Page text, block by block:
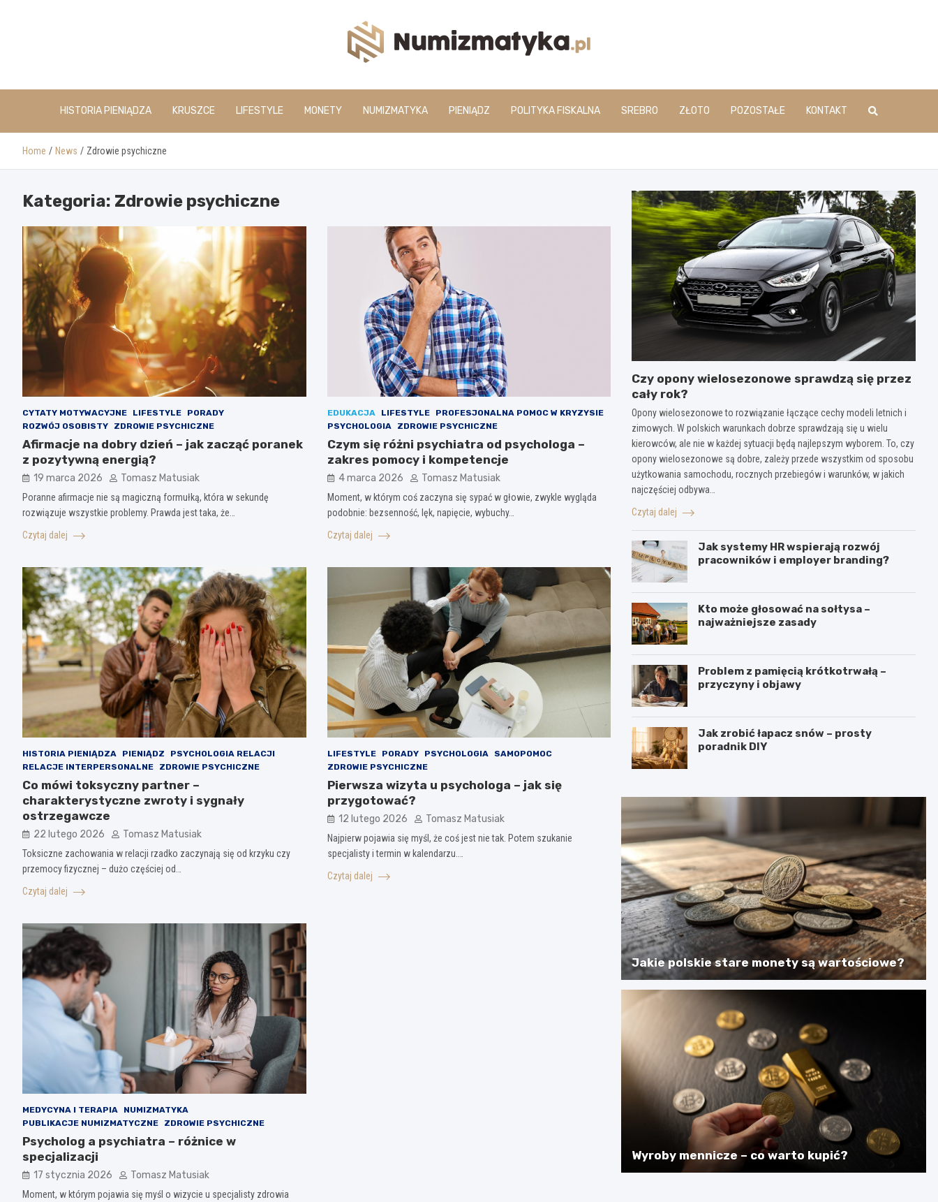
www.numizmatyka.pl
HISTORIA PIENIĄDZA KRUSZCE LIFESTYLE MONETY NUMIZMATYKA PIENIĄDZ POLITYKA FISKALNA SREBRO ZŁOTO POZOSTAŁE KONTAKT
Home News Zdrowie psychiczne
Kategoria: Zdrowie psychiczne
CYTATY MOTYWACYJNE LIFESTYLE
PORADY
ROZWÓJ OSOBISTY
ZDROWIE PSYCHICZNE
Afirmacje na dobry dzień – jak zacząć poranek
z pozytywną energią?
19 marca 2026 Tomasz Matusiak
Poranne afirmacje nie są magiczną formułką, która w sekundę
rozwiązuje wszystkie problemy. Prawda jest taka, że…
Czytaj dalej
EDUKACJA LIFESTYLE
PROFESJONALNA POMOC W KRYZYSIE
PSYCHOLOGIA
ZDROWIE PSYCHICZNE
Czym się różni psychiatra od psychologa –
zakres pomocy i kompetencje
4 marca 2026 Tomasz Matusiak
Moment, w którym coś zaczyna się sypać w głowie, zwykle wygląda
podobnie: bezsenność, lęk, napięcie, wybuchy…
Czytaj dalej
HISTORIA PIENIĄDZA PIENIĄDZ
PSYCHOLOGIA RELACJI
RELACJE INTERPERSONALNE
ZDROWIE PSYCHICZNE
Co mówi toksyczny partner –
charakterystyczne zwroty i sygnały
ostrzegawcze
22 lutego 2026 Tomasz Matusiak
Toksiczne zachowania w relacji rzadko zaczynają się od krzyku czy
przemocy fizycznej – dużo częściej od…
Czytaj dalej
LIFESTYLE PORADY PSYCHOLOGIA
SAMOPOMOC
ZDROWIE PSYCHICZNE
Pierwsza wizyta u psychologa – jak się
przygotować?
12 lutego 2026 Tomasz Matusiak
Najpierw pojawia się myśl, że coś jest nie tak. Potem szukanie
specjalisty i termin w kalendarzu.…
Czytaj dalej
MEDYCYNA I TERAPIA
NUMIZMATYKA
PUBLIKACJE NUMIZMATYCZNE
ZDROWIE PSYCHICZNE
Psycholog a psychiatra – różnice w
specjalizacji
17 stycznia 2026 Tomasz Matusiak
Moment, w którym pojawia się myśl o wizycie u specjalisty zdrowia
Czy opony wielosezonowe sprawdzą się przez
cały rok?
Opony wielosezonowe to rozwiązanie łączące cechy modeli letnich i
zimowych. W polskich warunkach dobrze sprawdzają się u wielu
kierowców, ale nie w każdej sytuacji będą najlepszym wyborem. To, czy
opony wielosezonowe są dobre, zależy przede wszystkim od sposobu
użytkowania samochodu, rocznych przebiegów i warunków, w jakich
najczęściej odbywa…
Czytaj dalej
Jak systemy HR wspierają rozwój
pracowników i employer branding?
Kto może głosować na sołtysa –
najważniejsze zasady
Problem z pamięcią krótkotrwałą –
przyczyny i objawy
Jak zrobić łapacz snów – prosty
poradnik DIY
Jakie polskie stare monety są wartościowe?
Wyroby mennicze – co warto kupić?